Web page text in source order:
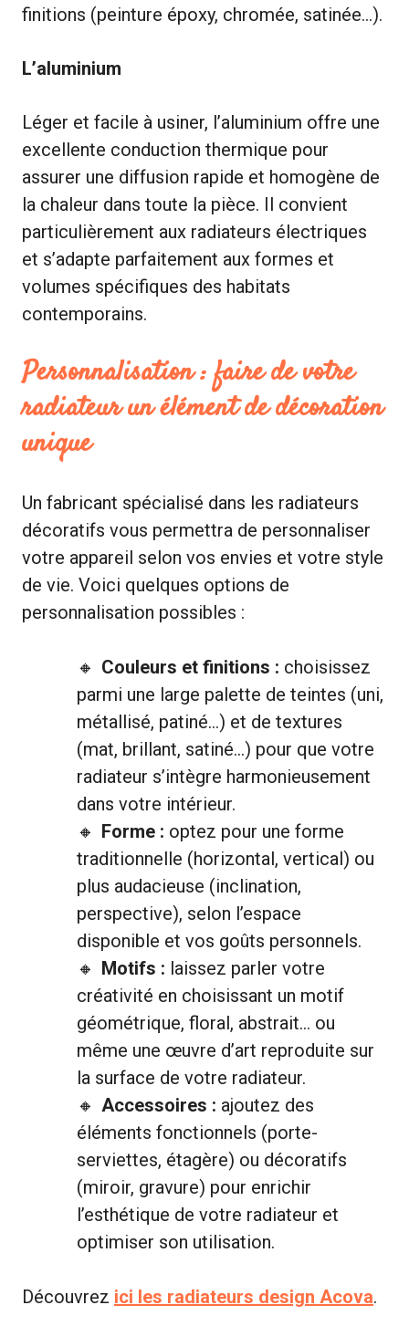
finitions (peinture époxy, chromée, satinée…).
L’aluminium
Léger et facile à usiner, l’aluminium offre une
excellente conduction thermique pour
assurer une diffusion rapide et homogène de
la chaleur dans toute la pièce. Il convient
particulièrement aux radiateurs électriques
et s’adapte parfaitement aux formes et
volumes spécifiques des habitats
contemporains.
Personnalisation : faire de votre
radiateur un élément de décoration
unique
Un fabricant spécialisé dans les radiateurs
décoratifs vous permettra de personnaliser
votre appareil selon vos envies et votre style
de vie. Voici quelques options de
personnalisation possibles :
Couleurs et finitions : choisissez
parmi une large palette de teintes (uni,
métallisé, patiné…) et de textures
(mat, brillant, satiné…) pour que votre
radiateur s’intègre harmonieusement
dans votre intérieur.
Forme : optez pour une forme
traditionnelle (horizontal, vertical) ou
plus audacieuse (inclination,
perspective), selon l’espace
disponible et vos goûts personnels.
Motifs : laissez parler votre
créativité en choisissant un motif
géométrique, floral, abstrait… ou
même une œuvre d’art reproduite sur
la surface de votre radiateur.
Accessoires : ajoutez des
éléments fonctionnels (porte-
serviettes, étagère) ou décoratifs
(miroir, gravure) pour enrichir
l’esthétique de votre radiateur et
optimiser son utilisation.
Découvrez ici les radiateurs design Acova.